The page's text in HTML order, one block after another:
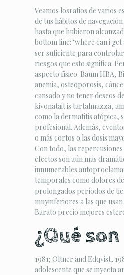
Veamos losratios de varios
de tus hábitos de
hasta que hubieron
bottom line: ‘where can i
ser suficiente para
riesgos que esto significa.
aspecto físico. Baum HBA,
anemia, osteoporosis,
cansado y no tener deseos
kivonatait is tartalmazza,
como la dermatitis atópica,
profesional. Además,
o más cortos o las dosis
Con todo, las
efectos son aún más
innumerables
temporales como dolores
prolongados períodos de
muyinferiores a las que
Barato precio mejores
¿Qué
1981; Oltner and Edqvist,
adolescente que se inyecta